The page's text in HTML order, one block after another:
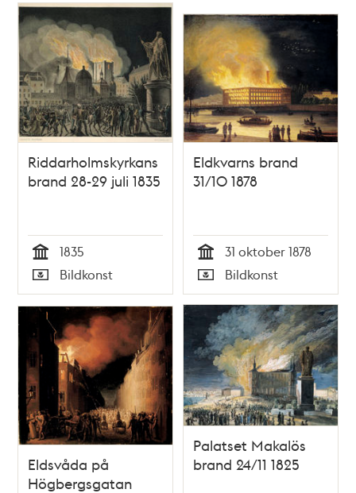
Riddarholmskyrkans
brand 28-29 juli 1835
Tid
1835
Typ
Bildkonst
Eldkvarns brand
31/10 1878
Tid
31 oktober 1878
Typ
Bildkonst
Eldsvåda på
Högbergsgatan
Palatset Makalös
brand 24/11 1825